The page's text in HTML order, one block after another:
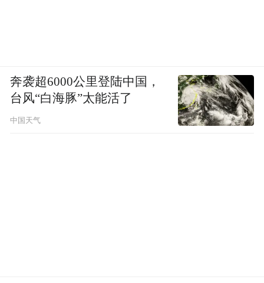
奔袭超6000公里登陆中国，
台风“白海豚”太能活了
中国天气